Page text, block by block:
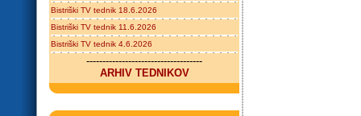
Bistriški TV tednik 18.6.2026
Bistriški TV tednik 11.6.2026
Bistriški TV tednik 4.6.2026
------------------------------------
ARHIV TEDNIKOV